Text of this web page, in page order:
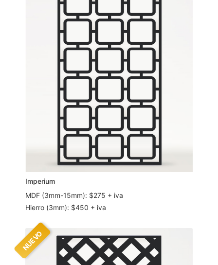
Imperium
MDF (3mm-15mm): $275 + iva
Hierro (3mm): $450 + iva
NUEVO